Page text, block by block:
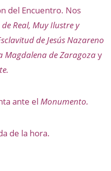
del Encuentro. Nos
de Real, Muy Ilustre y
de Jesús Nazareno
Magdalena de Zaragozay
ante elMonumento.
de la hora.